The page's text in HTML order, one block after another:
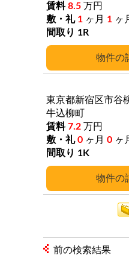
8.5 万円
1 ヶ月 1 ヶ
1R
東京都新宿区市谷
牛込柳町
7.2 万円
0 ヶ月 0 ヶ
1K
前の検索結果